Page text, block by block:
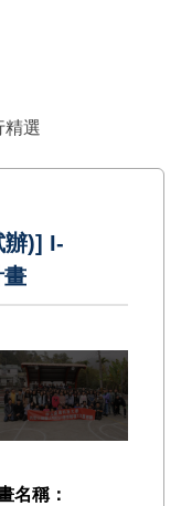
精選
辦)] I-
計
牽
名稱：